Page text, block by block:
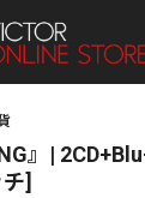
』|
]